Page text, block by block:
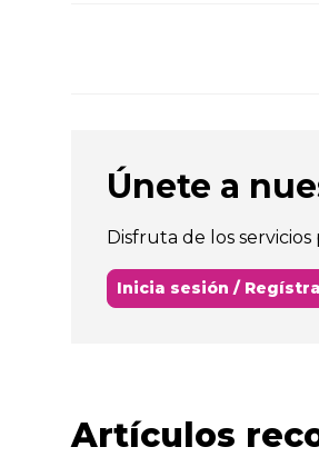
Únete a
Disfruta de los
Inicia sesión /
Artículos